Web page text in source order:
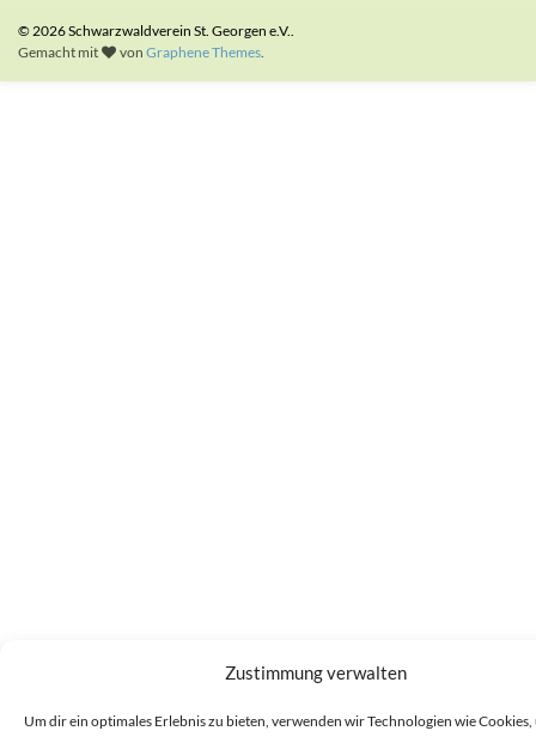
Zustimmung verwalten
Um dir ein optimales Erlebnis zu bieten, verwenden wir Technologien wie Cookies,
© 2026 Schwarzwaldverein St. Georgen e.V..
Gemacht mit
vonGraphene Themes.